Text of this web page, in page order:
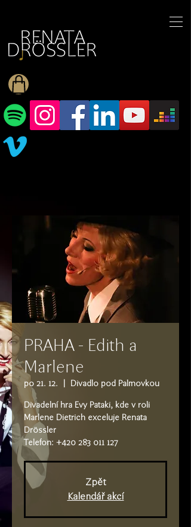
PRAHA - Edith a
Marlene
po 21. 12. Divadlo pod Palmovkou
Divadelní hra Evy Pataki, kde v roli
Marlene Dietrich exceluje Renata
Drössler
Telefon: +420 283 011 127
Zpět
Kalendář akcí